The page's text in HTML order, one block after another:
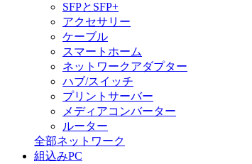
SFPとSFP+
アクセサリー
ケーブル
スマートホーム
ネットワークアダプター
ハブ/スイッチ
プリントサーバー
メディアコンバーター
ルーター
全部ネットワーク
組込みPC